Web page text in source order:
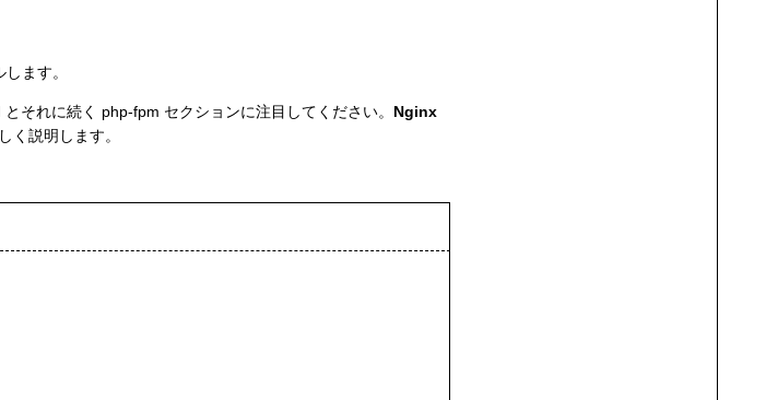
ます。
とそれに続く php-fpm セクションに注目してください。 Nginx
く説明します。